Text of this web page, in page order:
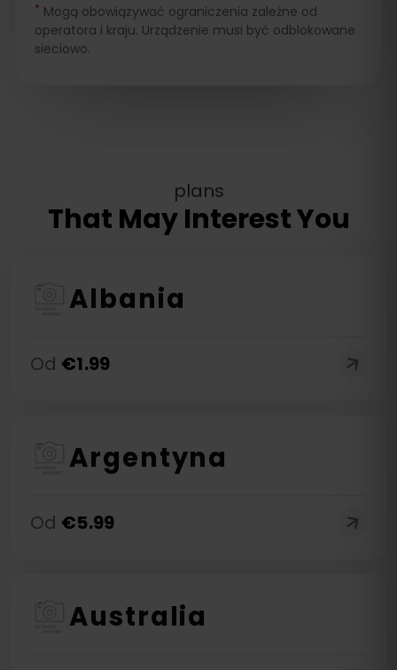
* Mogą obowiązywać ograniczenia zależne od
operatora i kraju. Urządzenie musi być odblokowane
sieciowo.
plans
That May Interest You
Albania
Od €1.99
Argentyna
Od €5.99
Australia